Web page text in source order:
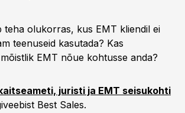
teha olukorras, kus EMT kliendil ei
teenuseid kasutada? Kas
EMT nõue kohtusse anda?
juristi ja EMT seisukohti
Best Sales.